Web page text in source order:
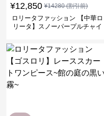
¥12,850 ¥14280(割引前)
ロリータファッション 【中華ロ
リータ】スノーパープルチャイ